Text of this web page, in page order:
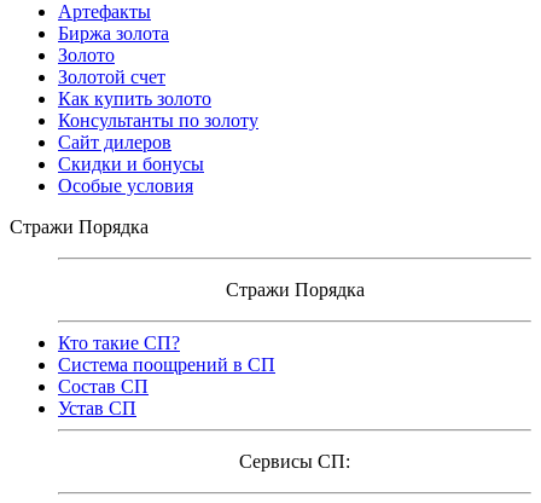
Артефакты
Биржа золота
Золото
Золотой счет
Как купить золото
Консультанты по золоту
Сайт дилеров
Скидки и бонусы
Особые условия
Стражи Порядка
Стражи Порядка
Кто такие СП?
Система поощрений в СП
Состав СП
Устав СП
Сервисы СП: